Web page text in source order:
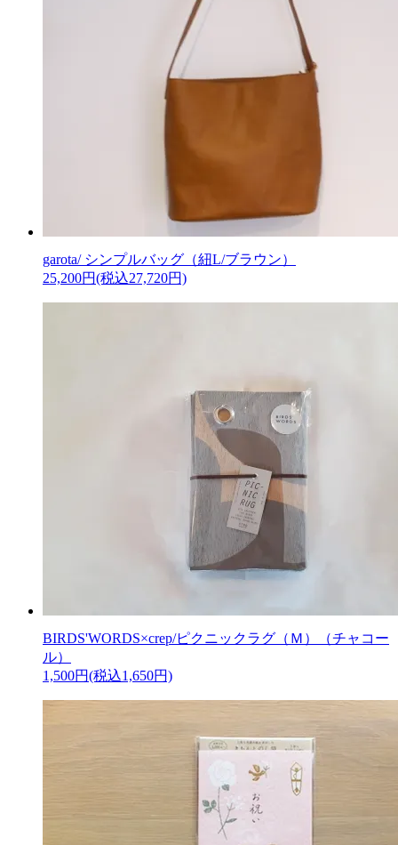
garota/ シンプルバッグ（紐L/ブラウン）
25,200円(税込27,720円)
BIRDS'WORDS×crep/ピクニックラグ（Ｍ）（チャコー
ル）
1,500円(税込1,650円)